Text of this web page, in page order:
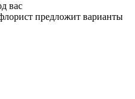
вас
предложит варианты